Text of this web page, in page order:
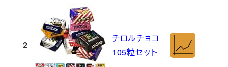
2
チロルチョコ
105粒セット